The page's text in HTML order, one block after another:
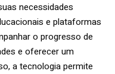
necessidades
e plataformas
o progresso de
e oferecer um
a tecnologia permite